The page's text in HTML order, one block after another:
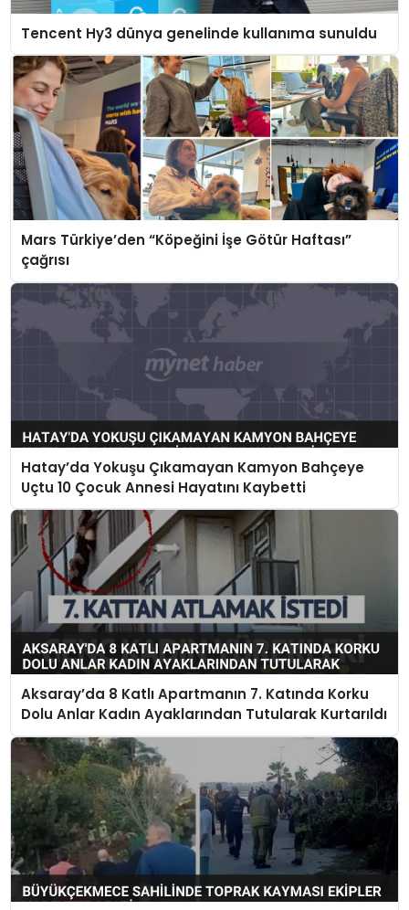
Tencent Hy3 dünya genelinde kullanıma sunuldu
Mars Türkiye’den “Köpeğini İşe Götür Haftası”
çağrısı
Hatay’da Yokuşu Çıkamayan Kamyon Bahçeye
Uçtu 10 Çocuk Annesi Hayatını Kaybetti
Aksaray’da 8 Katlı Apartmanın 7. Katında Korku
Dolu Anlar Kadın Ayaklarından Tutularak Kurtarıldı